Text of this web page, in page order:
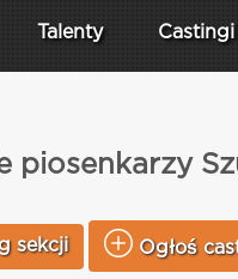
Talenty Castingi
piosenkarzy
sekcji Ogłoś